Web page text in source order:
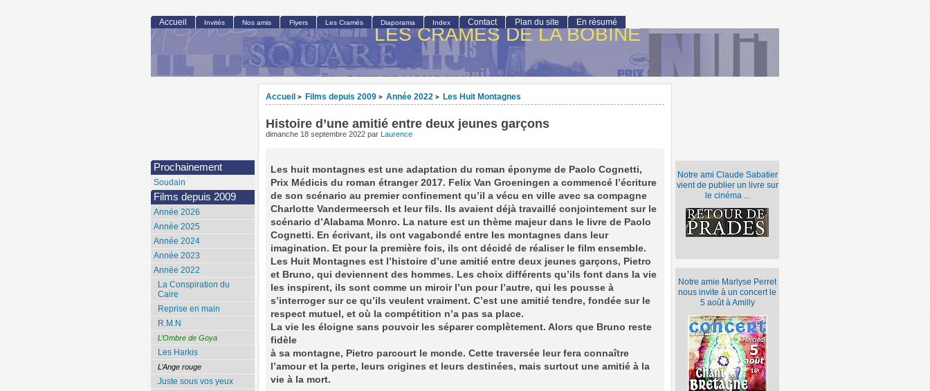
LES CRAMÉS DE LA BOBINE
Accueil > Films depuis 2009 > Année 2022 > Les Huit Montagnes
Histoire d’une amitié entre deux jeunes garçons
dimanche 18 septembre 2022 par Laurence
Les huit montagnes est une adaptation du roman éponyme de Paolo Cognetti,
Prix Médicis du roman étranger 2017. Felix Van Groeningen a commencé l’écriture
de son scénario au premier confinement qu’il a vécu en ville avec sa compagne
Charlotte Vandermeersch et leur fils. Ils avaient déjà travaillé conjointement sur le
scénario d’Alabama Monro. La nature est un thème majeur dans le livre de Paolo
Cognetti. En écrivant, ils ont vagabondé entre les montagnes dans leur
imagination. Et pour la première fois, ils ont décidé de réaliser le film ensemble.
Les Huit Montagnes est l’histoire d’une amitié entre deux jeunes garçons, Pietro
et Bruno, qui deviennent des hommes. Les choix différents qu’ils font dans la vie
les inspirent, ils sont comme un miroir l’un pour l’autre, qui les pousse à
s’interroger sur ce qu’ils veulent vraiment. C’est une amitié tendre, fondée sur le
respect mutuel, et où la compétition n’a pas sa place.
La vie les éloigne sans pouvoir les séparer complètement. Alors que Bruno reste
fidèle
à sa montagne, Pietro parcourt le monde. Cette traversée leur fera connaître
l’amour et la perte, leurs origines et leurs destinées, mais surtout une amitié à la
vie à la mort.
Notre ami Claude Sabatier
vient de publier un livre sur
le cinéma ...
Notre amie Marlyse Perret
nous invite à un concert le
5 août à Amilly
Accueil Invités Nos amis Flyers Les Cramés Diaporama Index Contact Plan du site En résumé
Prochainement
Soudain
Films depuis 2009
Année 2026
Année 2025
Année 2024
Année 2023
Année 2022
La Conspiration du
Caire
Reprise en main
R.M.N
L’Ombre de Goya
Les Harkis
L’Ange rouge
Juste sous vos yeux